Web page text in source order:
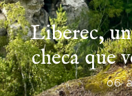
Liberec,
checa que
06